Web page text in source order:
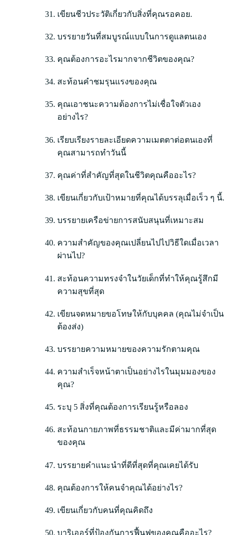
เขียนชีวประวัติเกี่ยวกับสิ่งที่คุณรอคอย.
บรรยายวันที่สมบูรณ์แบบในการดูแลตนเอง
คุณต้องการอะไรมากจากชีวิตของคุณ?
สะท้อนคำชมรุนแรงของคุณ
คุณเอาชนะความต้องการไม่เชื่อใจตัวเอง
อย่างไร?
เรียบเรียงรายละเอียดความเมตตาต่อตนเองที่
คุณสามารถทำวันนี้
คุณค่าที่สำคัญที่สุดในชีวิตคุณคืออะไร?
เขียนเกี่ยวกับเป้าหมายที่คุณได้บรรลุเมื่อเร็ว ๆ นี้.
บรรยายเครือข่ายการสนับสนุนที่เหมาะสม
ความสำคัญของคุณเปลี่ยนไปไปวิธีใดเมื่อเวลา
ผ่านไป?
สะท้อนความทรงจำในวัยเด็กที่ทำให้คุณรู้สึกมี
ความสุขที่สุด
เขียนจดหมายขอโทษให้กับบุคคล (คุณไม่จำเป็น
ต้องส่ง)
บรรยายความหมายของความรักตามคุณ
ความสำเร็จหน้าตาเป็นอย่างไรในมุมมองของ
คุณ?
ระบุ 5 สิ่งที่คุณต้องการเรียนรู้หรือลอง
สะท้อนกายภาพที่ธรรมชาติและมีค่ามากที่สุด
ของคุณ
บรรยายคำแนะนำที่ดีที่สุดที่คุณเคยได้รับ
คุณต้องการให้คนจำคุณได้อย่างไร?
เขียนเกี่ยวกับคนที่คุณคิดถึง
บาริเออร์ที่ป้องกันการฟื้นฟูของคุณคืออะไร?